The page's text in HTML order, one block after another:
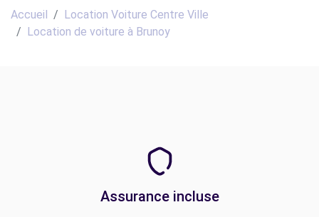
Accueil
Location Voiture Centre Ville
Location de voiture à Brunoy
Assurance incluse